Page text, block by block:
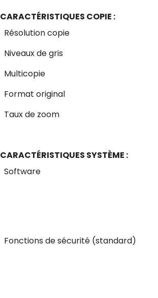
CARACTÉRISTIQUES COPIE :
Résolution copie
Niveaux de gris
Multicopie
Format original
Taux de zoom
CARACTÉRISTIQUES SYSTÈME :
Software
Fonctions de sécurité (standard)